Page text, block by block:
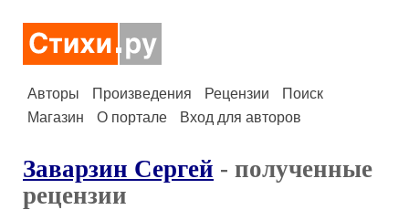
Авторы Произведения Рецензии
Поиск
Магазин
О портале Вход для авторов
Заварзин Сергей - полученные
рецензии